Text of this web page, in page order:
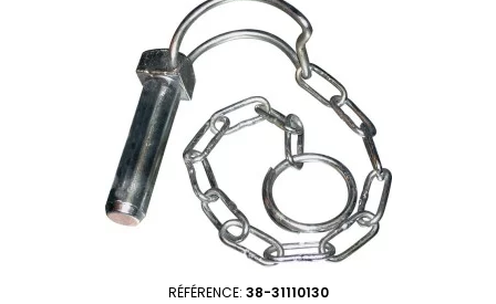
RÉFÉRENCE: 38-31110130